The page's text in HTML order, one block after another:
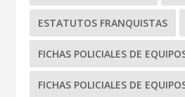
ESTATUTOS FRANQUISTAS
FICHAS POLICIALES DE
FICHAS POLICIALES DE